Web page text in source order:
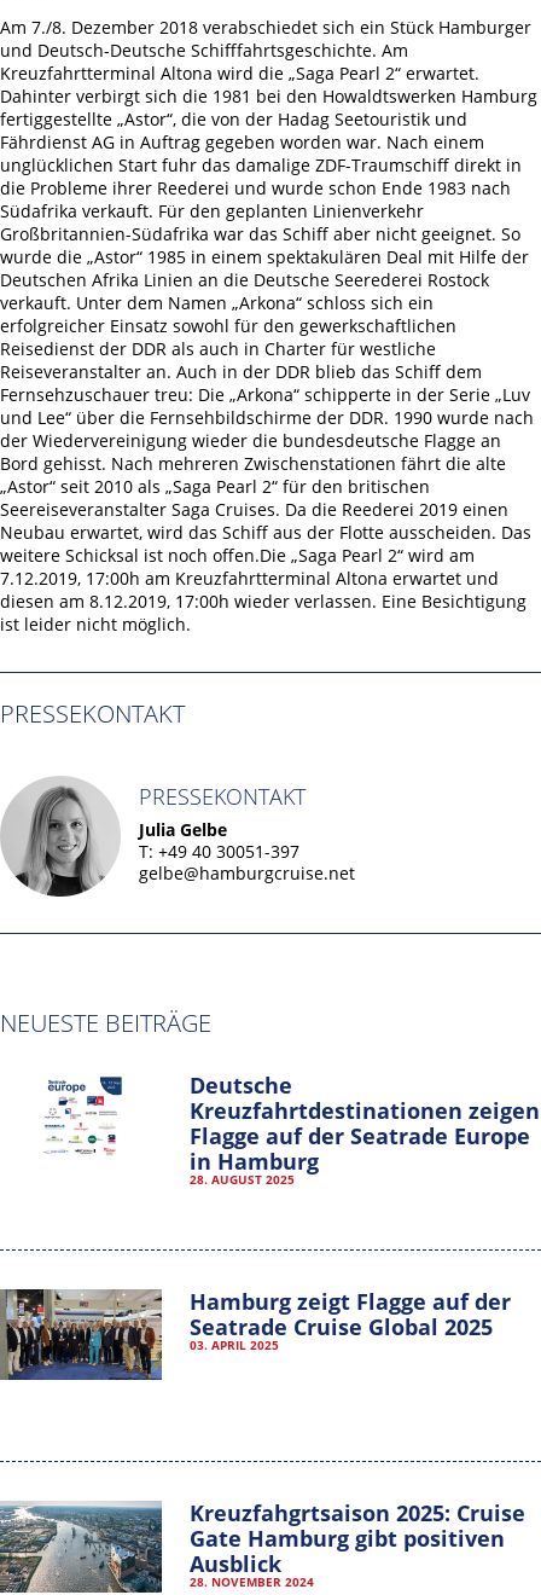
Am 7./8. Dezember 2018 verabschiedet sich ein Stück Hamburger
und Deutsch-Deutsche Schifffahrtsgeschichte. Am
Kreuzfahrtterminal Altona wird die „Saga Pearl 2“ erwartet.
Dahinter verbirgt sich die 1981 bei den Howaldtswerken Hamburg
fertiggestellte „Astor“, die von der Hadag Seetouristik und
Fährdienst AG in Auftrag gegeben worden war. Nach einem
unglücklichen Start fuhr das damalige ZDF-Traumschiff direkt in
die Probleme ihrer Reederei und wurde schon Ende 1983 nach
Südafrika verkauft. Für den geplanten Linienverkehr
Großbritannien-Südafrika war das Schiff aber nicht geeignet. So
wurde die „Astor“ 1985 in einem spektakulären Deal mit Hilfe der
Deutschen Afrika Linien an die Deutsche Seerederei Rostock
verkauft. Unter dem Namen „Arkona“ schloss sich ein
erfolgreicher Einsatz sowohl für den gewerkschaftlichen
Reisedienst der DDR als auch in Charter für westliche
Reiseveranstalter an. Auch in der DDR blieb das Schiff dem
Fernsehzuschauer treu: Die „Arkona“ schipperte in der Serie „Luv
und Lee“ über die Fernsehbildschirme der DDR. 1990 wurde nach
der Wiedervereinigung wieder die bundesdeutsche Flagge an
Bord gehisst. Nach mehreren Zwischenstationen fährt die alte
„Astor“ seit 2010 als „Saga Pearl 2“ für den britischen
Seereiseveranstalter Saga Cruises. Da die Reederei 2019 einen
Neubau erwartet, wird das Schiff aus der Flotte ausscheiden. Das
weitere Schicksal ist noch offen.Die „Saga Pearl 2“ wird am
7.12.2019, 17:00h am Kreuzfahrtterminal Altona erwartet und
diesen am 8.12.2019, 17:00h wieder verlassen. Eine Besichtigung
ist leider nicht möglich.
PRESSEKONTAKT
PRESSEKONTAKT
Julia Gelbe
T: +49 40 30051-397
gelbe@hamburgcruise.net
NEUESTE BEITRÄGE
Deutsche
Kreuzfahrtdestinationen zeigen
Flagge auf der Seatrade Europe
in Hamburg
28. AUGUST 2025
Hamburg zeigt Flagge auf der
Seatrade Cruise Global 2025
03. APRIL 2025
Kreuzfahgrtsaison 2025: Cruise
Gate Hamburg gibt positiven
Ausblick
28. NOVEMBER 2024